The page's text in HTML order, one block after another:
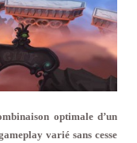
optimale d’un
varié sans cesse